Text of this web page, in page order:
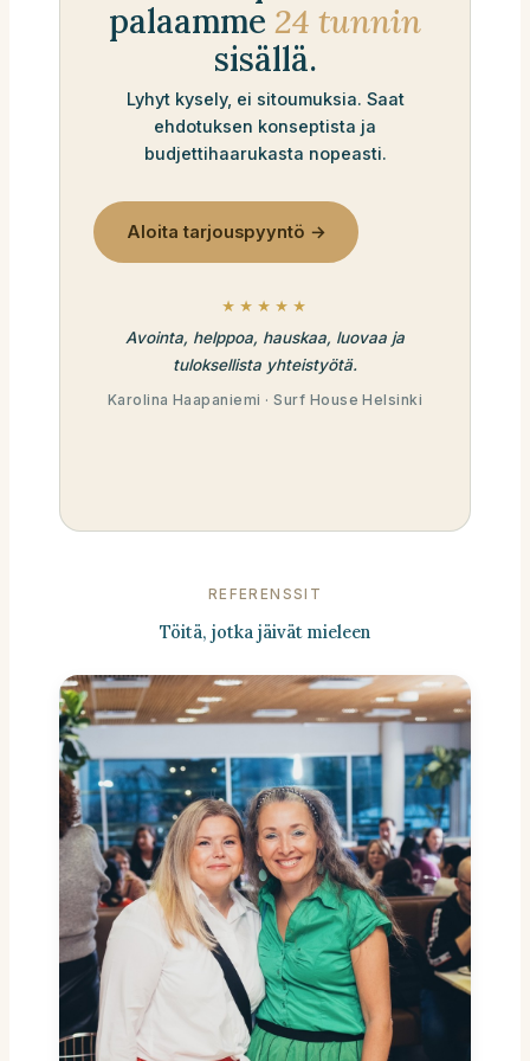
palaamme 24 tunnin
sisällä.
Lyhyt kysely, ei sitoumuksia. Saat
ehdotuksen konseptista ja
budjettihaarukasta nopeasti.
Aloita tarjouspyyntö →
★★★★★
Avointa, helppoa, hauskaa, luovaa ja
tuloksellista yhteistyötä.
Karolina Haapaniemi · Surf House Helsinki
REFERENSSIT
Töitä, jotka jäivät mieleen